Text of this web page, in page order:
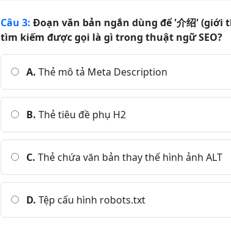
Câu 3: Đoạn văn bản ngắn dùng để '介绍'
tìm kiếm được gọi là gì trong thuật ngữ SEO?
A. Thẻ mô tả Meta Description
B. Thẻ tiêu đề phụ H2
C. Thẻ chứa văn bản thay thế hình ảnh ALT
D. Tệp cấu hình robots.txt